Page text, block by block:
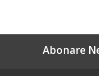
Abonare